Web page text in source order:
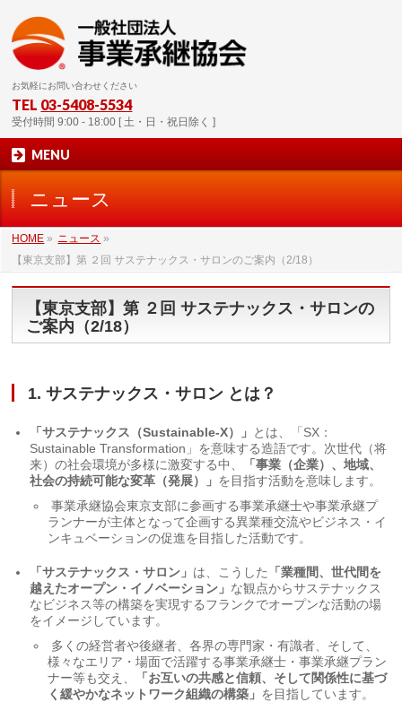
お気軽にお問い合わせください
TEL 03-5408-5534
受付時間 9:00 - 18:00 [ 土・日・祝日除く ]
MENU
ニュース
HOME » ニュース »
【東京支部】第 ２回 サステナックス・サロンのご案内（2/18）
【東京支部】第 ２回 サステナックス・サロンの
ご案内（2/18）
1. サステナックス・サロン とは？
「サステナックス（Sustainable-X）」 とは、「SX：
Sustainable Transformation」を意味する造語です。次世代（将
来）の社会環境が多様に激変する中、
「事業（企業）、地域、
社会の持続可能な変革（発展）」 を目指す活動を意味します。
事業承継協会東京支部に参画する事業承継士や事業承継プ
ランナーが主体となって企画する異業種交流やビジネス・イ
ンキュベーションの促進を目指した活動です。
「サステナックス・サロン」 は、こうした
「業種間、世代間を
越えたオープン・イノベーション」 な観点からサステナックス
なビジネス等の構築を実現するフランクでオープンな活動の場
をイメージしています。
多くの経営者や後継者、各界の専門家・有識者、そして、
様々なエリア・場面で活躍する事業承継士・事業承継プラン
ナー等も交え、
「お互いの共感と信頼、そして関係性に基づ
く緩やかなネットワーク組織の構築」 を目指しています。